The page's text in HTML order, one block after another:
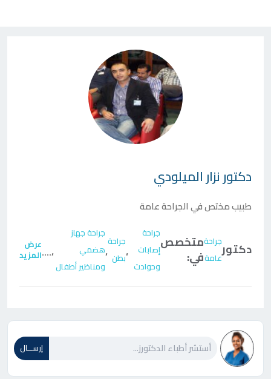
دكتور نزار الميلودي
طبيب مختص في الجراحة عامة
دكتورجراحة
عامة
متخصص
في:
جراحة
إصابات
وحوادث
،
جراحة
بطن ،
جراحة جهاز
هضمي
ومناظير أطفال
،....عرض
المزيد
إرســـال